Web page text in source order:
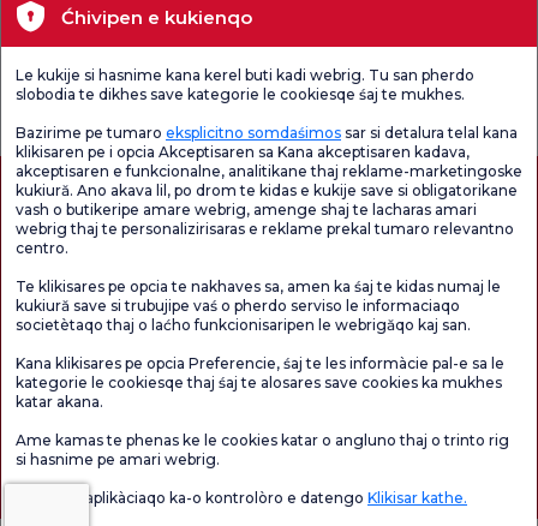
Unități medicale
Sondaj general
Verificați
Chestionarul de
Sondaj de
Conținutul paginii are doar scop informativ. Asigurați-vă că vă consultați medicul
pentru diagnostic și tratament.
Editor: Uğurcan Durmuş - 0 549 455 55 46. - Data actualizării: 10.08.2026
Ćhivipen e kukienqo
Le kukije si hasnime kana kerel buti kadi webrig. Tu san pherdo
slobodia te dikhes save kategorie le cookiesqe śaj te mukhes.
Bazirime pe tumaro eksplicitno somdaśimos sar si detalura telal kana
klikisaren pe i opcia Akceptisaren sa Kana akceptisaren kadava,
akceptisaren e funkcionalne, analitikane thaj reklame-marketingoske
kukiură. Ano akava lil, po drom te kidas e kukije save si obligatorikane
vash o butikeripe amare webrig, amenge shaj te lacharas amari
webrig thaj te personalizirisaras e reklame prekal tumaro relevantno
centro.
Te klikisares pe opcia te nakhaves sa, amen ka śaj te kidas numaj le
kukiură save si trubujipe vaś o pherdo serviso le informaciaqo
societètaqo thaj o laćho funkcionisaripen le webrigăqo kaj san.
Kana klikisares pe opcia Preferencie, śaj te les informàcie pal-e sa le
kategorie le cookiesqe thaj śaj te alosares save cookies ka mukhes
katar akana.
Ame kamas te phenas ke le cookies katar o angluno thaj o trinto rig
si hasnime pe amari webrig.
Vaś o lil e aplikàciaqo ka-o kontrolòro e datengo Klikisar kathe.